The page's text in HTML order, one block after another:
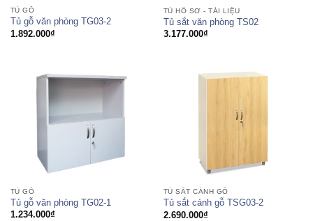
TỦ GỖ
Tủ gỗ văn phòng TG03-2
1.892.000₫
TỦ HỒ SƠ - TÀI LIỆU
Tủ sắt văn phòng TS02
3.177.000₫
TỦ GỖ
Tủ gỗ văn phòng TG02-1
1.234.000₫
TỦ SẮT CÁNH GỖ
Tủ sắt cánh gỗ TSG03-2
2.690.000₫